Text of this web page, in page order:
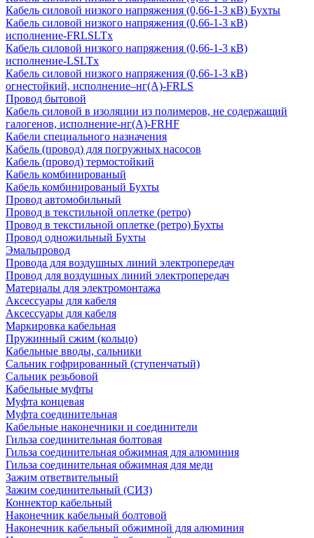
Кабель силовой низкого напряжения (0,66-1-3 кВ) Бухты
Кабель силовой низкого напряжения (0,66-1-3 кВ)
исполнение-FRLSLTx
Кабель силовой низкого напряжения (0,66-1-3 кВ)
исполнение-LSLTx
Кабель силовой низкого напряжения (0,66-1-3 кВ)
огнестойкий, исполнение–нг(А)-FRLS
Провод бытовой
Кабель силовой в изоляции из полимеров, не содержащий
галогенов, исполнение-нг(А)-FRHF
Кабели специального назначения
Кабель (провод) для погружных насосов
Кабель (провод) термостойкий
Кабель комбинированый
Кабель комбинированый Бухты
Провод автомобильный
Провод в текстильной оплетке (ретро)
Провод в текстильной оплетке (ретро) Бухты
Провод одножильный Бухты
Эмальпровод
Провода для воздушных линий электропередач
Провод для воздушных линий электропередач
Материалы для электромонтажа
Аксессуары для кабеля
Аксессуары для кабеля
Маркировка кабельная
Пружинный сжим (кольцо)
Кабельные вводы, сальники
Сальник гофрированный (ступенчатый)
Сальник резьбовой
Кабельные муфты
Муфта концевая
Муфта соединительная
Кабельные наконечники и соединители
Гильза соединительная болтовая
Гильза соединительная обжимная для алюминия
Гильза соединительная обжимная для меди
Зажим ответвительный
Зажим соединительный (СИЗ)
Коннектор кабельный
Наконечник кабельный болтовой
Наконечник кабельный обжимной для алюминия